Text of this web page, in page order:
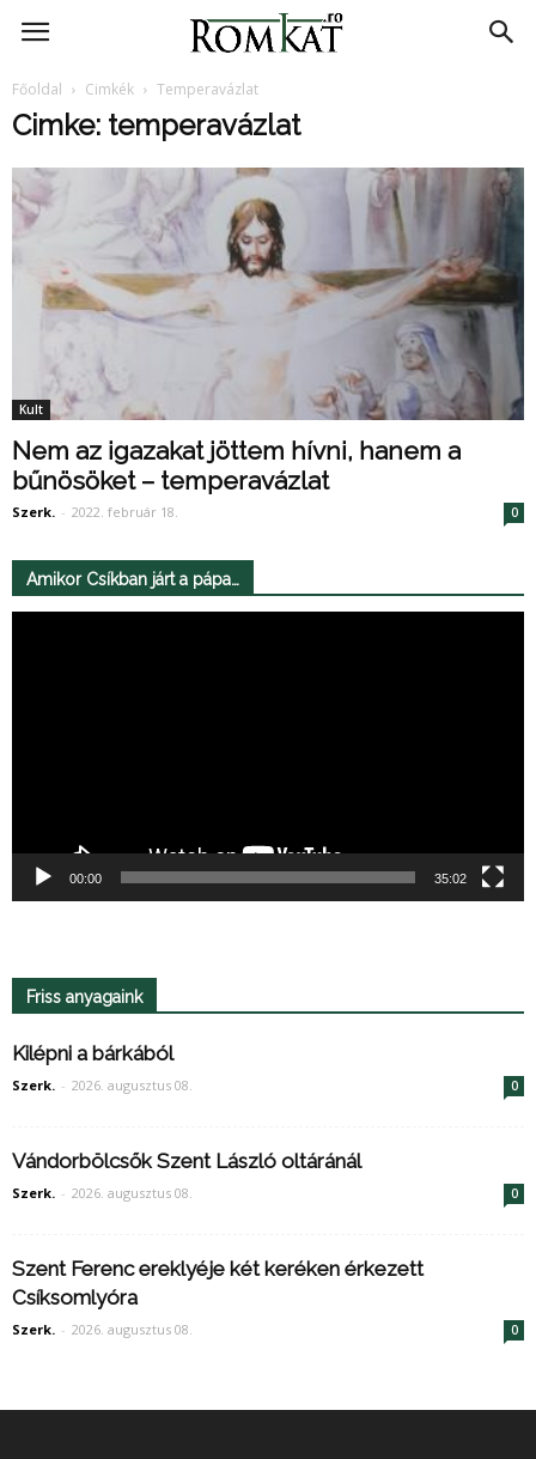
RomKat.ro
Főoldal Cimkék Temperavázlat
Cimke: temperavázlat
Kult
Nem az igazakat jöttem hívni, hanem a
bűnösöket – temperavázlat
Szerk. - 2022. február 18. 0
Amikor Csíkban járt a pápa…
00:00 35:02
Friss anyagaink
Kilépni a bárkából
Szerk. - 2026. augusztus 08. 0
Vándorbölcsők Szent László oltáránál
Szerk. - 2026. augusztus 08. 0
Szent Ferenc ereklyéje két keréken érkezett
Csíksomlyóra
Szerk. - 2026. augusztus 08. 0